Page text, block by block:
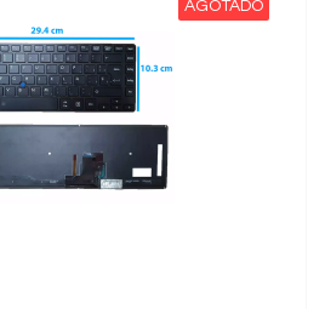
AGOTADO
VER MAS